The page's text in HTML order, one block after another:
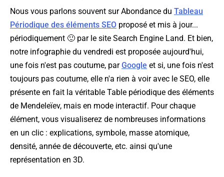
Nous vous parlons souvent sur Abondance du Tableau
Périodique des éléments SEO proposé et mis à jour...
périodiquement 🙂 par le site Search Engine Land. Et bien,
notre infographie du vendredi est proposée aujourd'hui,
une fois n'est pas coutume, parGoogle et si, une fois n'est
toujours pas coutume, elle n'a rien à voir avec le SEO, elle
présente en fait la véritable Table périodique des éléments
de Mendeleïev, mais en mode interactif. Pour chaque
élément, vous visualiserez de nombreuses informations
en un clic : explications, symbole, masse atomique,
densité, année de découverte, etc. ainsi qu'une
représentation en 3D.